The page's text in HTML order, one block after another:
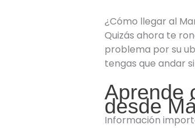
¿Cómo llegar al
Quizás ahora te
problema por su
tengas que andar
Aprende
desde
Información